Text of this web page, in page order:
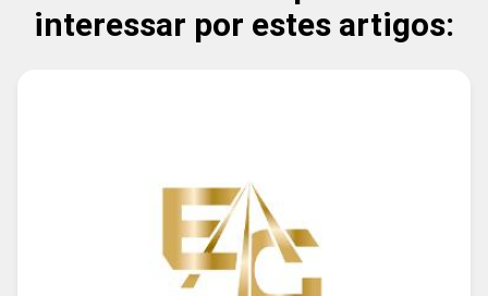
interessar por estes artigos: